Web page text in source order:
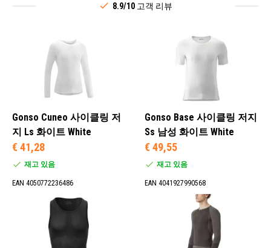
8.9/10 고객 리뷰
Gonso Cuneo 사이클링 저
지 Ls 화이트 White
€ 41,28
재고 있음
EAN 4050772236486
Gonso Base 사이클링 저지
Ss 남성 화이트 White
€ 49,55
재고 있음
EAN 4041927990568